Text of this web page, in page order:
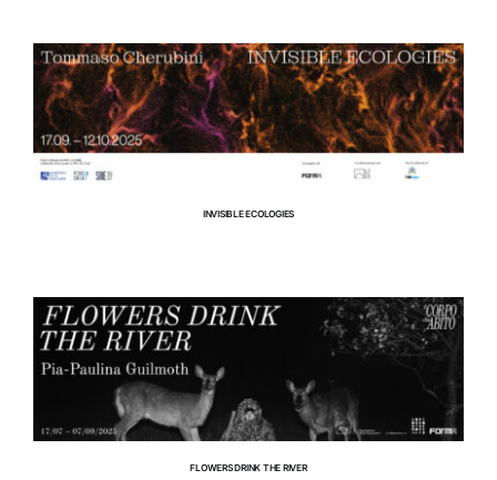
RIFUGIO DIGITALE MOSTRE
INVISIBLE ECOLOGIES
RIFUGIO DIGITALE
FLOWERS DRINK THE RIVER